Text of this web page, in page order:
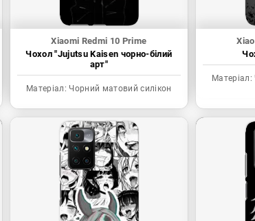
Xiaomi Redmi 10 Prime
Чохол "Jujutsu Kaisen чорно-білий
арт"
Матеріал: Чорний матовий силікон
Матеріал: